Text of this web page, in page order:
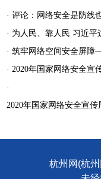
· 评论：网络安全是防线
· 为人民、靠人民 习近
·
2020年国家网络安全宣传
杭州网(杭